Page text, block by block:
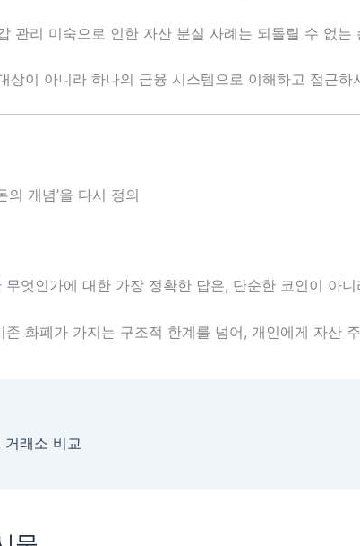
관리 미숙으로 인한 자산 분실 사례는 되돌릴 수 없는
상이 아니라 하나의 금융 시스템으로 이해하고 접근하
의 개념’을 다시 정의
무엇인가에 대한 가장 정확한 답은, 단순한 코인이 아
존 화폐가 가지는 구조적 한계를 넘어, 개인에게 자산
거래소 비교